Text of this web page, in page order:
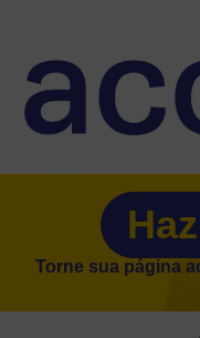
Torne sua página